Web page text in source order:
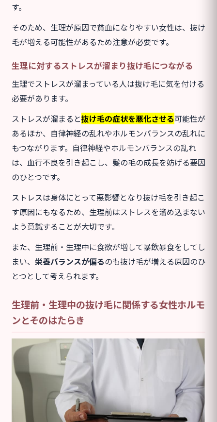
す。
そのため、生理が原因で貧血になりやすい女性は、抜け
毛が増える可能性があるため注意が必要です。
生理に対するストレスが溜まり抜け毛につながる
生理でストレスが溜まっている人は抜け毛に気を付ける
必要があります。
ストレスが溜まると抜け毛の症状を悪化させる可能性が
あるほか、自律神経の乱れやホルモンバランスの乱れに
もつながります。自律神経やホルモンバランスの乱れ
は、血行不良を引き起こし、髪の毛の成長を妨げる要因
のひとつです。
ストレスは身体にとって悪影響となり抜け毛を引き起こ
す原因にもなるため、生理前はストレスを溜め込まない
よう意識することが大切です。
また、生理前・生理中に食欲が増して暴飲暴食をしてし
まい、 栄養バランスが偏るのも抜け毛が増える原因のひ
とつとして考えられます。
生理前・生理中の抜け毛に関係する女性ホルモ
ンとそのはたらき